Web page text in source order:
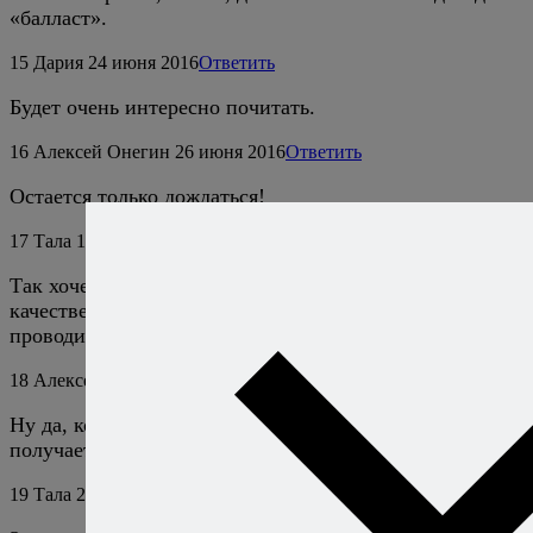
«балласт».
15 Дария 24 июня 2016Ответить
Будет очень интересно почитать.
16 Алексей Онегин 26 июня 2016Ответить
Остается только дождаться!
17 Тала 19 августа 2016
Так хочется немножко помешать Вам на кухне в
качестве помощника! Может мастер-классы начнёте
проводить? :)
18 Алексей Онегин 19 августа 2016Ответить
Ну да, конечно. У меня и так ничего никогда не
получается, а тут еще вы мешать будете!
19 Тала 20 августа 2016